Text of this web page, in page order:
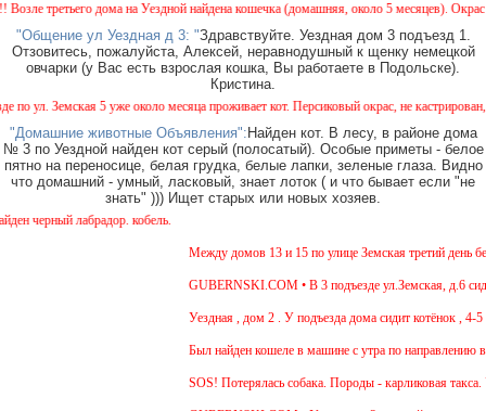
третьего дома на Уездной найдена кошечка (домашняя, около 5 месяцев). Окрас -
"Общение ул Уездная д 3: "Здравствуйте. Уездная дом 3 подъезд 1.
Отзовитесь, пожалуйста, Алексей, неравнодушный к щенку немецкой
овчарки (у Вас есть взрослая кошка, Вы работаете в Подольске).
Кристина.
Земская 5 уже около месяца проживает кот. Персиковый окрас, не кастрирован,
"Домашние животные Объявления": Найден кот. В лесу, в районе дома
№ 3 по Уездной найден кот серый (полосатый). Особые приметы - белое
пятно на переносице, белая грудка, белые лапки, зеленые глаза. Видно
что домашний - умный, ласковый, знает лоток ( и что бывает если "не
знать" ))) Ищет старых или новых хозяев.
лабрадор. кобель.
Между домов 13 и 15 по улице Земская третий день
GUBERNSKI.COM • В 3 подъезде ул.Земская, д.6
Уездная , дом 2 . У подъезда дома сидит котёнок , 4-5
Был найден кошеле в машине с утра по направлению в
SOS! Потерялась собака. Породы - карликовая